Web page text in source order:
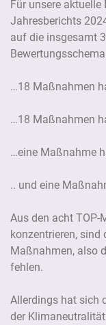
Für unsere aktuelle
Jahresberichts
auf die insgesamt
…18 Maßnahmen
…18 Maßnahmen
…eine Maßnahme
.. und eine
Aus den acht
konzentrieren,
Maßnahmen, also
fehlen.
Allerdings hat sich
der